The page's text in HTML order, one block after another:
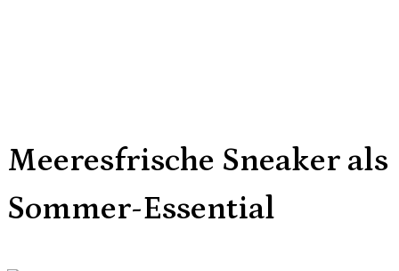
Meeresfrische Sneaker als
Sommer-Essential